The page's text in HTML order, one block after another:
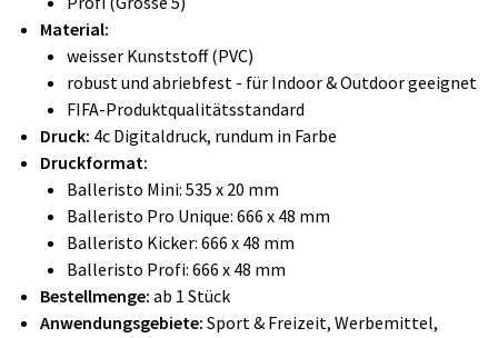
Material:
weisser Kunststoff (PVC)
robust und abriebfest - für Indoor & Outdoor geeignet
FIFA-Produktqualitätsstandard
Druck: 4c Digitaldruck, rundum in Farbe
Druckformat:
Balleristo Mini: 535 x 20 mm
Balleristo Pro Unique: 666 x 48 mm
Balleristo Kicker: 666 x 48 mm
Balleristo Profi: 666 x 48 mm
Bestellmenge: ab 1 Stück
Anwendungsgebiete: Sport & Freizeit, Werbemittel,